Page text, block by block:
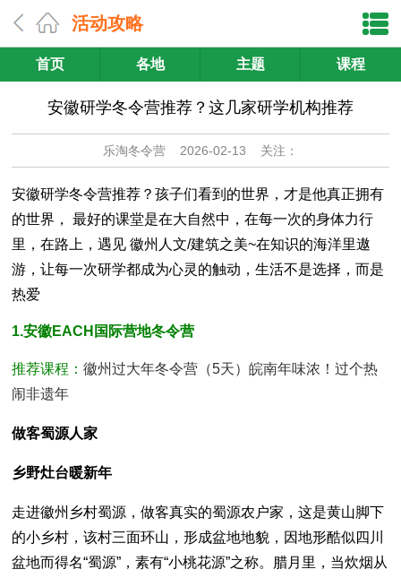
活动攻略
首页 各地 主题 课程
安徽研学冬令营推荐？这几家研学机构推荐
乐淘冬令营2026-02-13 关注：
安徽研学冬令营推荐？孩子们看到的世界，才是他真正拥有
的世界， 最好的课堂是在大自然中，在每一次的身体力行
里，在路上，遇见 徽州人文/建筑之美~在知识的海洋里遨
游，让每一次研学都成为心灵的触动，生活不是选择，而是
热爱
1.安徽EACH国际营地冬令营
推荐课程：徽州过大年冬令营（5天）皖南年味浓！过个热
闹非遗年
做客蜀源人家
乡野灶台暖新年
走进徽州乡村蜀源，做客真实的蜀源农户家，这是黄山脚下
的小乡村，该村三面环山，形成盆地地貌，因地形酷似四川
盆地而得名“蜀源”，素有“小桃花源”之称。腊月里，当炊烟从